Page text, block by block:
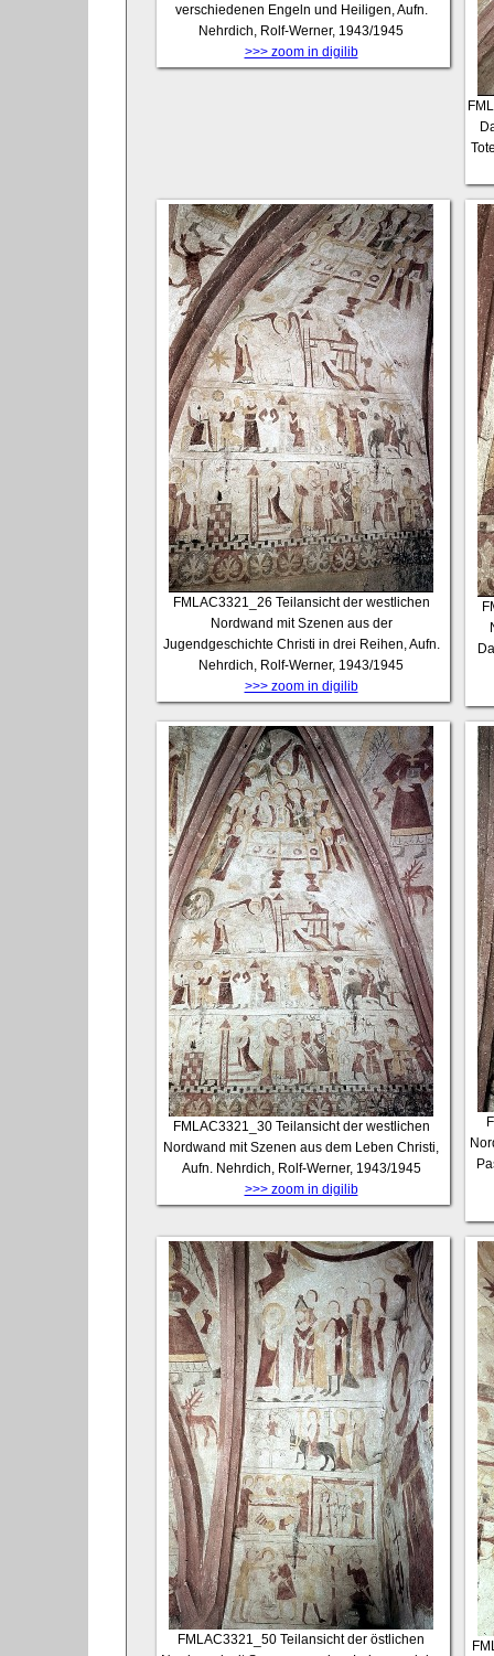
verschiedenen Engeln und Heiligen, Aufn.
Nehrdich, Rolf-Werner, 1943/1945
>>> zoom in digilib
FMLAC3321_26 Teilansicht der westlichen
Nordwand mit Szenen aus der
Jugendgeschichte Christi in drei Reihen, Aufn.
Nehrdich, Rolf-Werner, 1943/1945
>>> zoom in digilib
FMLAC3321_30 Teilansicht der westlichen
Nordwand mit Szenen aus dem Leben Christi,
Aufn. Nehrdich, Rolf-Werner, 1943/1945
>>> zoom in digilib
FMLAC3321_50 Teilansicht der östlichen